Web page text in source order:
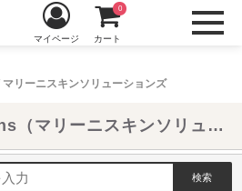
リーニスキンソリューションズ
マイページ カート
0
Marini SkinSolutions（マリーニスキンソリューションズ）